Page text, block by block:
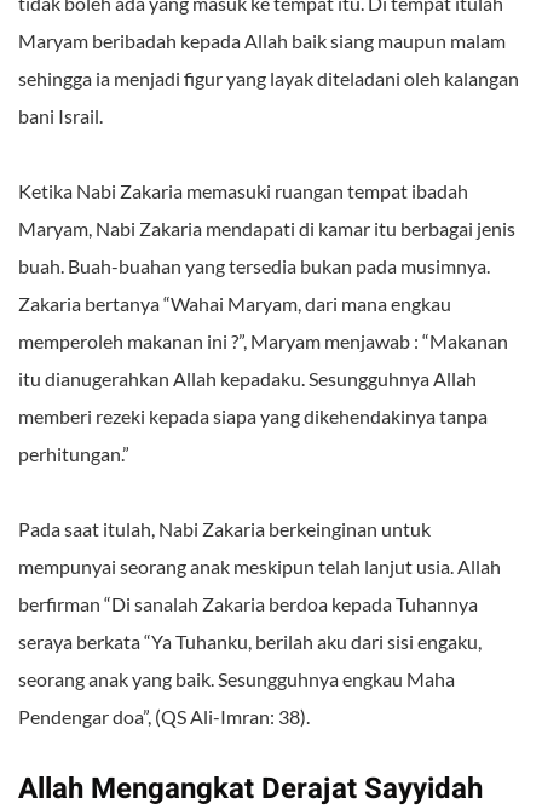
Maryam beribadah kepada Allah baik siang maupun malam
sehingga ia menjadi figur yang layak diteladani oleh kalangan
bani Israil.
Ketika Nabi Zakaria memasuki ruangan tempat ibadah
Maryam, Nabi Zakaria mendapati di kamar itu berbagai jenis
buah. Buah-buahan yang tersedia bukan pada musimnya.
Zakaria bertanya “Wahai Maryam, dari mana engkau
memperoleh makanan ini ?”, Maryam menjawab : “Makanan
itu dianugerahkan Allah kepadaku. Sesungguhnya Allah
memberi rezeki kepada siapa yang dikehendakinya tanpa
perhitungan.”
Pada saat itulah, Nabi Zakaria berkeinginan untuk
mempunyai seorang anak meskipun telah lanjut usia. Allah
berfirman “Di sanalah Zakaria berdoa kepada Tuhannya
seraya berkata “Ya Tuhanku, berilah aku dari sisi engaku,
seorang anak yang baik. Sesungguhnya engkau Maha
Pendengar doa”, (QS Ali-Imran: 38).
Allah Mengangkat Derajat Sayyidah